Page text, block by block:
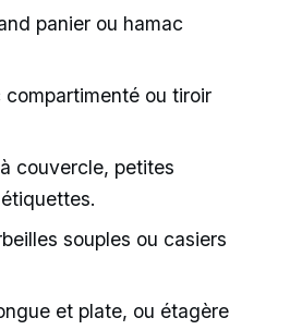
panier ou hamac
compartimenté ou tiroir
couvercle, petites
souples ou casiers
et plate, ou étagère